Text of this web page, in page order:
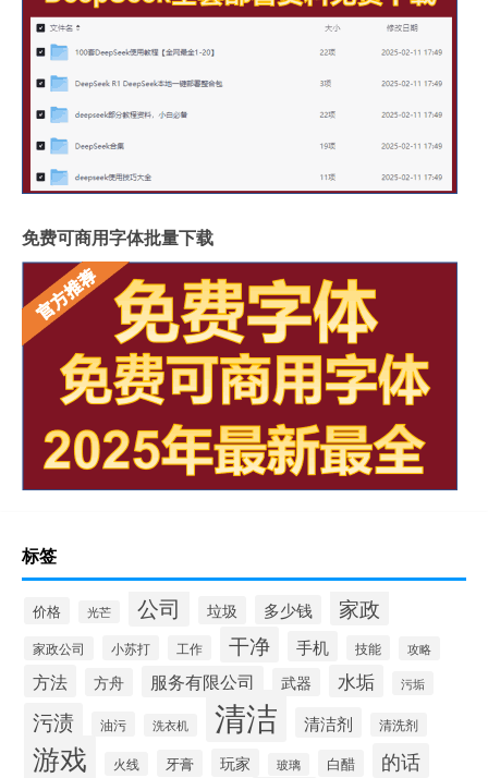
免费可商用字体批量下载
标签
价格 光芒 公司 垃圾 多少钱 家政
家政公司 小苏打 工作 干净 手机 技能 攻略
方法 方舟 服务有限公司 武器 水垢 污垢
污渍 油污 洗衣机 清洁 清洁剂 清洗剂
游戏 火线 牙膏 玩家 玻璃 白醋 的话